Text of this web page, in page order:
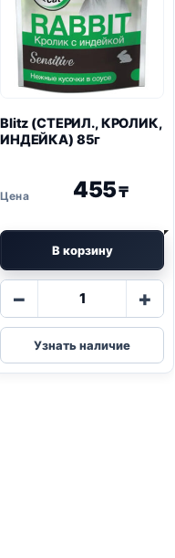
Blitz (СТЕРИЛ., КРОЛИК,
ИНДЕЙКА) 85г
455₸
В корзину
−
Количество
Blitz
(СТЕРИЛ.,
КРОЛИК,
+
Узнать наличие